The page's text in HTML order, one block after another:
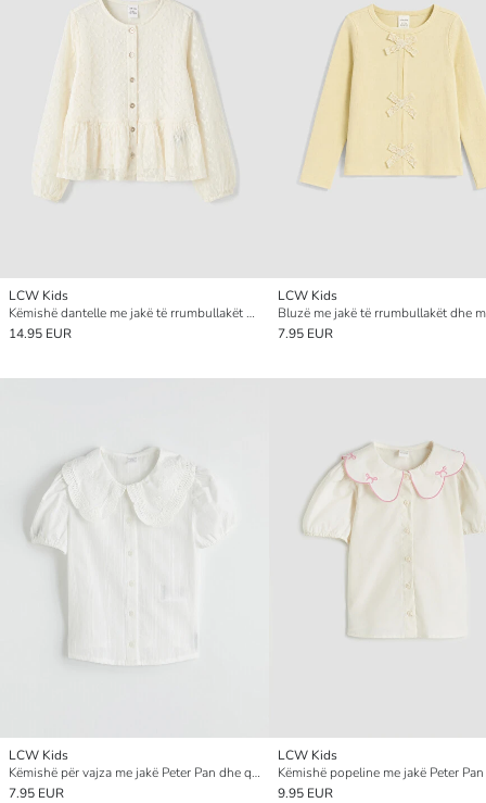
LCW Kids
Këmishë dantelle me jakë të rrumbullakët për vajza
14.95 EUR
LCW Kids
7.95 EUR
LCW Kids
Këmishë për vajza me jakë Peter Pan dhe qëndisje
7.95 EUR
LCW Kids
9.95 EUR